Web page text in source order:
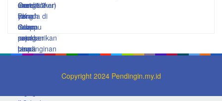
Copyright 2024 Pendingin.my.id